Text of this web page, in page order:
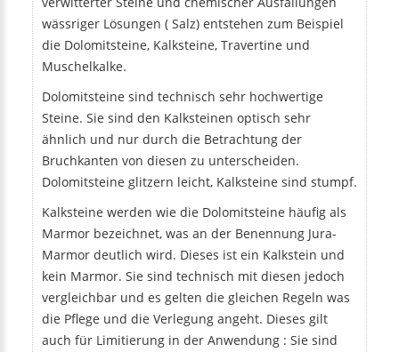
wässriger Lösungen ( Salz) entstehen zum Beispiel
die Dolomitsteine, Kalksteine, Travertine und
Muschelkalke.
Dolomitsteine sind technisch sehr hochwertige
Steine. Sie sind den Kalksteinen optisch sehr
ähnlich und nur durch die Betrachtung der
Bruchkanten von diesen zu unterscheiden.
Dolomitsteine glitzern leicht, Kalksteine sind stumpf.
Kalksteine werden wie die Dolomitsteine häufig als
Marmor bezeichnet, was an der Benennung Jura-
Marmor deutlich wird. Dieses ist ein Kalkstein und
kein Marmor. Sie sind technisch mit diesen jedoch
vergleichbar und es gelten die gleichen Regeln was
die Pflege und die Verlegung angeht. Dieses gilt
auch für Limitierung in der Anwendung : Sie sind